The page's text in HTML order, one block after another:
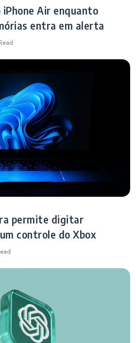
iPhone Air enquanto
entra em alerta
Read
permite digitar
controle do Xbox